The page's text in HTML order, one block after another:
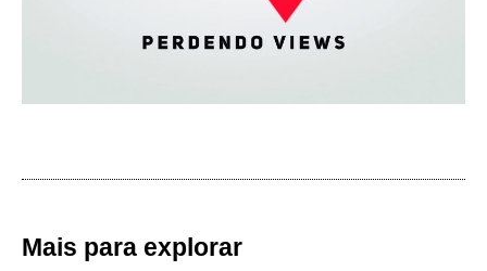
Mais para explorar